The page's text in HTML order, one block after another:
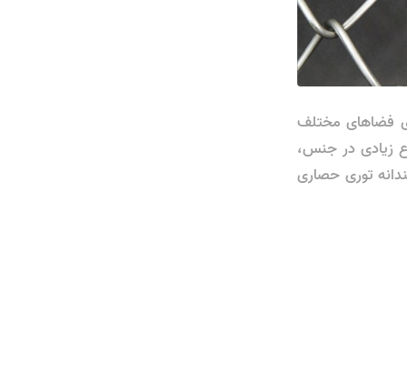
فضاهای مختلف
زیادی در جنس،
توری حصاری